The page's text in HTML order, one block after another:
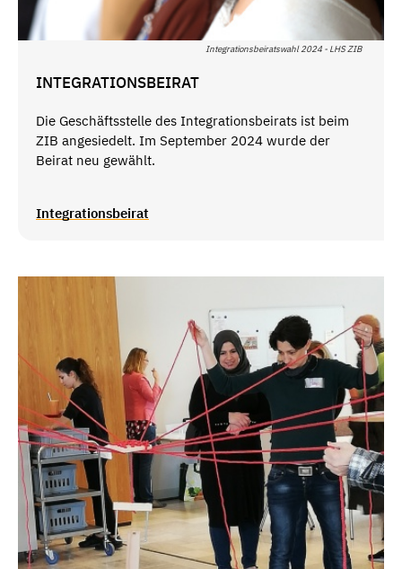
Integrationsbeiratswahl 2024 - LHS ZIB
INTEGRATIONSBEIRAT
Die Geschäftsstelle des Integrationsbeirats ist beim
ZIB angesiedelt. Im September 2024 wurde der
Beirat neu gewählt.
Integrationsbeirat